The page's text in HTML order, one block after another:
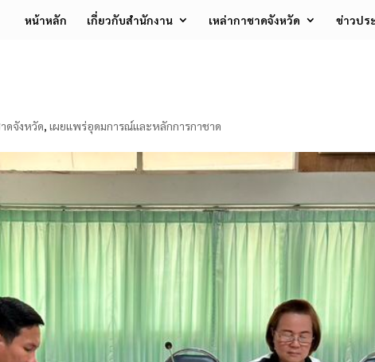
หน้าหลัก เกี่ยวกับสำนักงาน เหล่ากาชาดจังหวัด ข่าวปร
ดจังหวัด, เผยแพร่อุดมการณ์และหลักการกาชาด